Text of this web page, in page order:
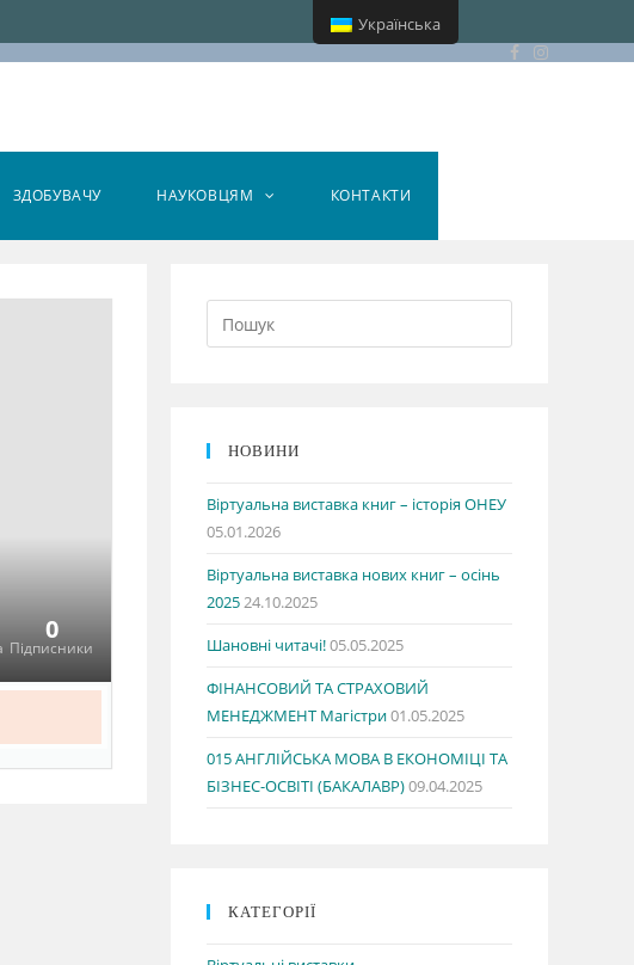
ЗДОБУВАЧУ НАУКОВЦЯМ КОНТАКТИ
Підписники
0
НОВИНИ
Віртуальна виставка книг – історія ОНЕУ
05.01.2026
Віртуальна виставка нових книг – осінь
202524.10.2025
Шановні читачі!05.05.2025
ФІНАНСОВИЙ ТА СТРАХОВИЙ
МЕНЕДЖМЕНТ Магістри01.05.2025
015 АНГЛІЙСЬКА МОВА В ЕКОНОМІЦІ ТА
БІЗНЕС-ОСВІТІ (БАКАЛАВР)09.04.2025
КАТЕГОРІЇ
Українська